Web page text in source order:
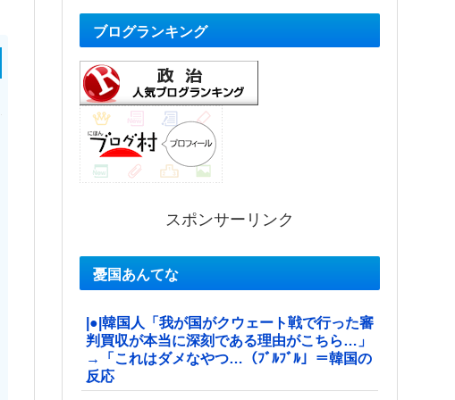
ブログランキング
スポンサーリンク
憂国あんてな
|●|韓国人「我が国がクウェート戦で行った審
判買収が本当に深刻である理由がこちら…」
→「これはダメなやつ…（ﾌﾞﾙﾌﾞﾙ」＝韓国の
反応